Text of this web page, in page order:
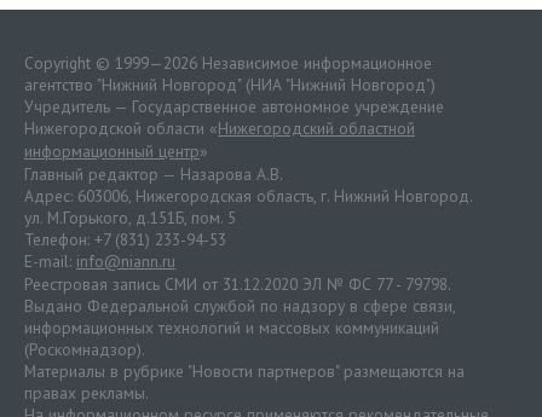
Copyright © 1999—2026 Независимое информационное
агентство "Нижний Новгород" (НИА "Нижний Новгород")
Учредитель — Государственное автономное учреждение
Нижегородской области «Нижегородский областной
информационный центр»
Главный редактор — Назарова А.В.
Адрес: 603006, Нижегородская область, г. Нижний Новгород.
ул. М.Горького, д.151Б, пом. 5
Телефон: +7 (831) 233-94-53
E-mail: info@niann.ru
Реестровая запись СМИ от 31.12.2020 ЭЛ № ФС 77 - 79798.
Выдано Федеральной службой по надзору в сфере связи,
информационных технологий и массовых коммуникаций
(Роскомнадзор).
Материалы в рубрике "Новости партнеров" размещаются на
правах рекламы.